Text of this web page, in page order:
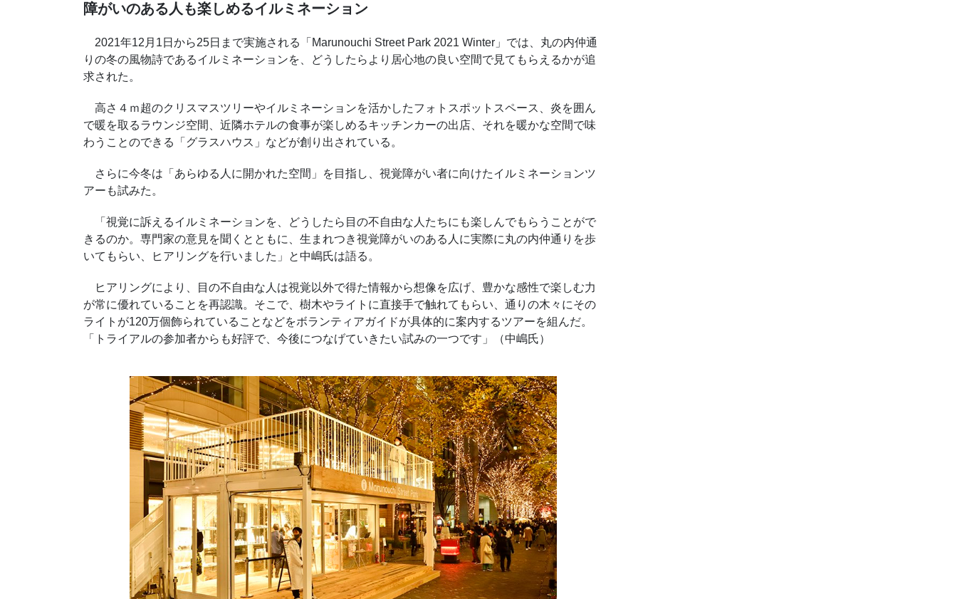
障がいのある人も楽しめるイルミネーション
2021年12月1日から25日まで実施される「Marunouchi Street Park 2021 Winter」では、丸の内仲通
りの冬の風物詩であるイルミネーションを、どうしたらより居心地の良い空間で見てもらえるかが追
求された。
高さ４ｍ超のクリスマスツリーやイルミネーションを活かしたフォトスポットスペース、炎を囲ん
で暖を取るラウンジ空間、近隣ホテルの食事が楽しめるキッチンカーの出店、それを暖かな空間で味
わうことのできる「グラスハウス」などが創り出されている。
さらに今冬は「あらゆる人に開かれた空間」を目指し、視覚障がい者に向けたイルミネーションツ
アーも試みた。
「視覚に訴えるイルミネーションを、どうしたら目の不自由な人たちにも楽しんでもらうことがで
きるのか。専門家の意見を聞くとともに、生まれつき視覚障がいのある人に実際に丸の内仲通りを歩
いてもらい、ヒアリングを行いました」と中嶋氏は語る。
ヒアリングにより、目の不自由な人は視覚以外で得た情報から想像を広げ、豊かな感性で楽しむ力
が常に優れていることを再認識。そこで、樹木やライトに直接手で触れてもらい、通りの木々にその
ライトが120万個飾られていることなどをボランティアガイドが具体的に案内するツアーを組んだ。
「トライアルの参加者からも好評で、今後につなげていきたい試みの一つです」（中嶋氏）